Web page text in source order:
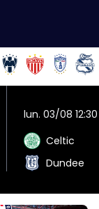
lun. 03/08 12:30
Celtic
Dundee